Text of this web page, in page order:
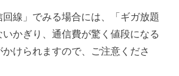
線」でみる場合には、「ギガ放題
いかぎり、通信費が驚く値段になる
けられますので、ご注意くださ